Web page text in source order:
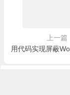
上一篇